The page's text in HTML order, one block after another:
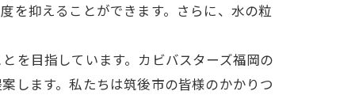
を抑えることができます。さらに、水の粒
を目指しています。カビバスターズ福岡の
します。私たちは筑後市の皆様のかかりつ